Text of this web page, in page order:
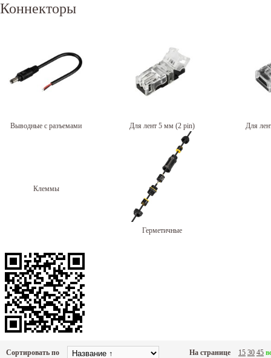
Коннекторы
Выводные с разъемами Для лент 5 мм (2 pin) Для
Клеммы
Герметичные
Сортировать по На странице 15 30 45